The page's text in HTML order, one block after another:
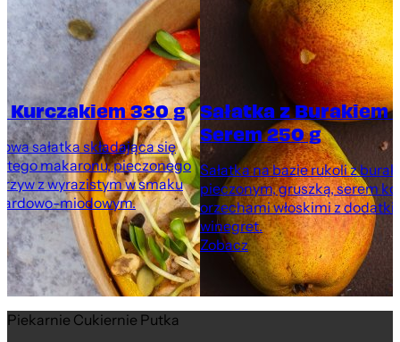
Kurczakiem 330 g
sałatka składająca się
makaronu, pieczonego
z wyrazistym w smaku
miodowym.
Sałatka z Burakiem
Serem 250 g
Sałatka na bazie rukoli z
pieczonym, gruszką, serem
orzechami włoskimi z
winegret.
Zobacz
Piekarnie Cukiernie Putka